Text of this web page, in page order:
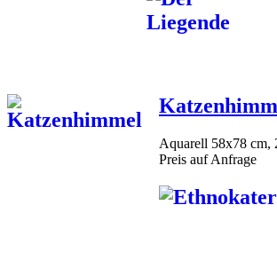
Aquarell 58x78 cm,
Preis auf Anfrage